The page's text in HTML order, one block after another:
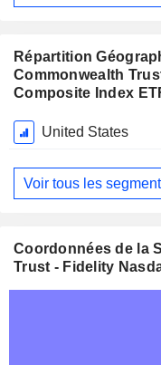
Répartition
Commonwealth
Composite Index
Période
Fiscale:
Novembre
United States
Voir tous les
Coordonnées de la
Trust - Fidelity